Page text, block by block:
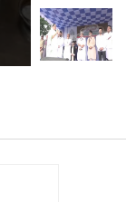
RailOne
लोकप्रिय,
अनारक्षित